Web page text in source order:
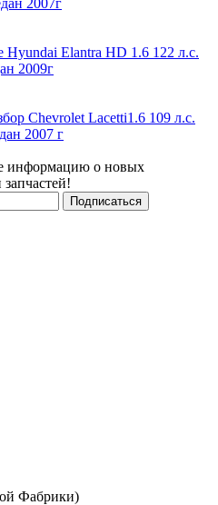
Hyundai Elantra HD 1.6 122 л.с.
2009г
Chevrolet Lacetti1.6 109 л.с.
2007 г
информацию о новых
Фабрики)